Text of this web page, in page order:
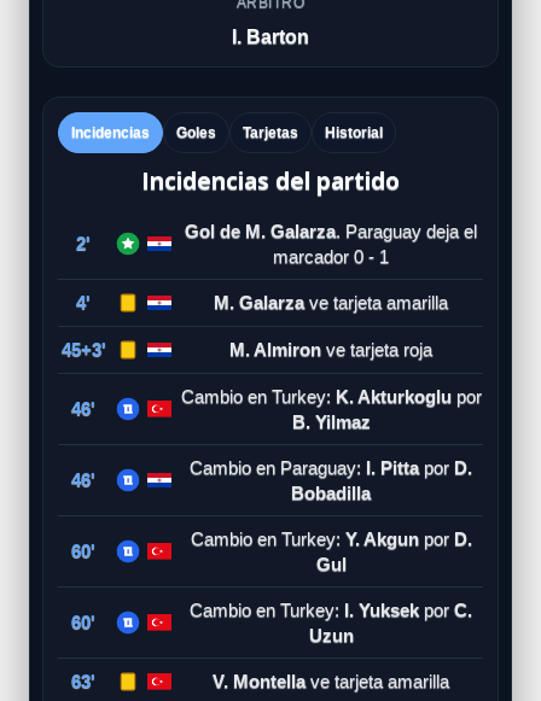
I. Barton
Incidencias Goles Tarjetas Historial
Incidencias del partido
2'
Gol de M. Galarza. Paraguay deja el
marcador 0 - 1
4' M. Galarzave tarjeta amarilla
45+3' M. Almiron ve tarjeta roja
46'
Cambio en Turkey: K. Akturkoglupor
B. Yilmaz
46'
Cambio en Paraguay: I. Pittapor D.
Bobadilla
60'
Cambio en Turkey: Y. Akgunpor D.
Gul
60'
Cambio en Turkey: I. Yuksek por C.
Uzun
63' V. Montellave tarjeta amarilla